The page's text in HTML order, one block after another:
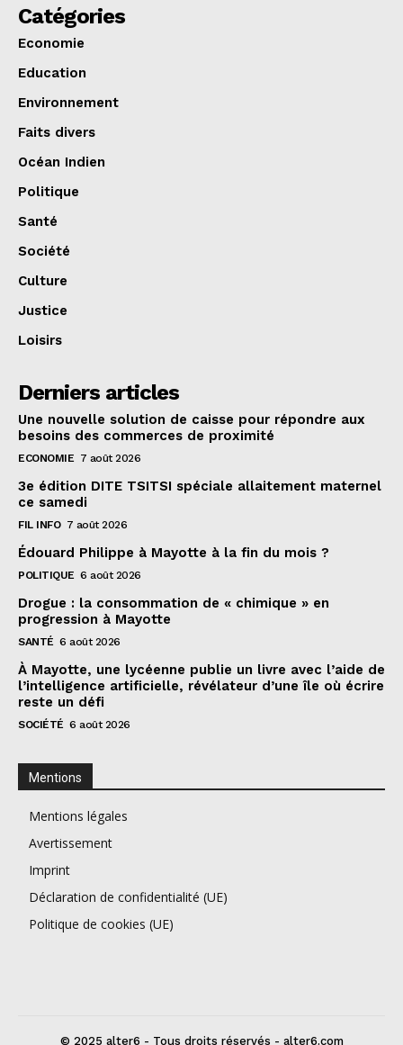
Catégories
Economie
Education
Environnement
Faits divers
Océan Indien
Politique
Santé
Société
Culture
Justice
Loisirs
Derniers articles
Une nouvelle solution de caisse pour répondre aux
besoins des commerces de proximité
ECONOMIE 7 août 2026
3e édition DITE TSITSI spéciale allaitement maternel
ce samedi
FIL INFO 7 août 2026
Édouard Philippe à Mayotte à la fin du mois ?
POLITIQUE 6 août 2026
Drogue : la consommation de « chimique » en
progression à Mayotte
SANTÉ 6 août 2026
À Mayotte, une lycéenne publie un livre avec l’aide de
l’intelligence artificielle, révélateur d’une île où écrire
reste un défi
SOCIÉTÉ 6 août 2026
Mentions
Mentions légales
Avertissement
Imprint
Déclaration de confidentialité (UE)
Politique de cookies (UE)
© 2025 alter6 - Tous droits réservés - alter6.com